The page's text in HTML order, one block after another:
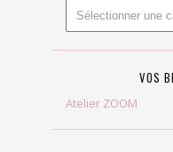
VOS
Atelier ZOOM